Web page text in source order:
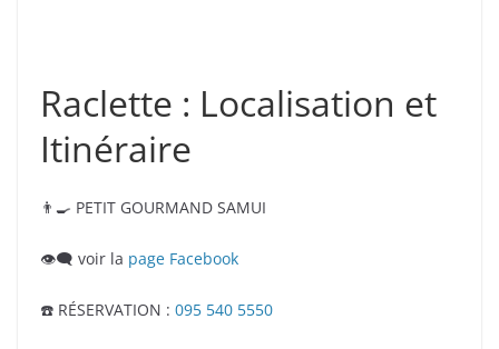
Raclette : Localisation et
Itinéraire
👨‍🍳 PETIT GOURMAND SAMUI
👁️‍🗨️ voir la page Facebook
☎️ RÉSERVATION : 095 540 5550